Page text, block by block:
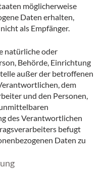
möglicherweise
Daten erhalten,
als Empfänger.
natürliche oder
Behörde, Einrichtung
außer der betroffenen
dem
und den Personen,
des Verantwortlichen
befugt
Daten zu